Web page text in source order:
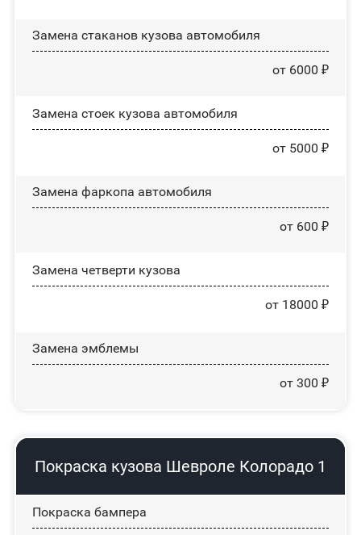
Замена стаканов кузова автомобиля
от 6000 ₽
Замена стоек кузова автомобиля
от 5000 ₽
Замена фаркопа автомобиля
от 600 ₽
Замена четверти кузова
от 18000 ₽
Замена эмблемы
от 300 ₽
Покраска кузова Шевроле Колорадо 1
Покраска бампера